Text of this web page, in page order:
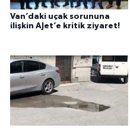
Van’daki uçak sorununa
ilişkin AJet’e kritik ziyaret!